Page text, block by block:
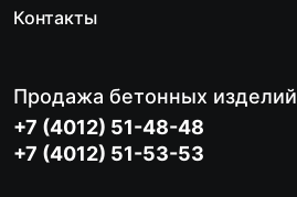
Контакты
Продажа бетонных изделий
+7 (4012) 51-48-48
+7 (4012) 51-53-53